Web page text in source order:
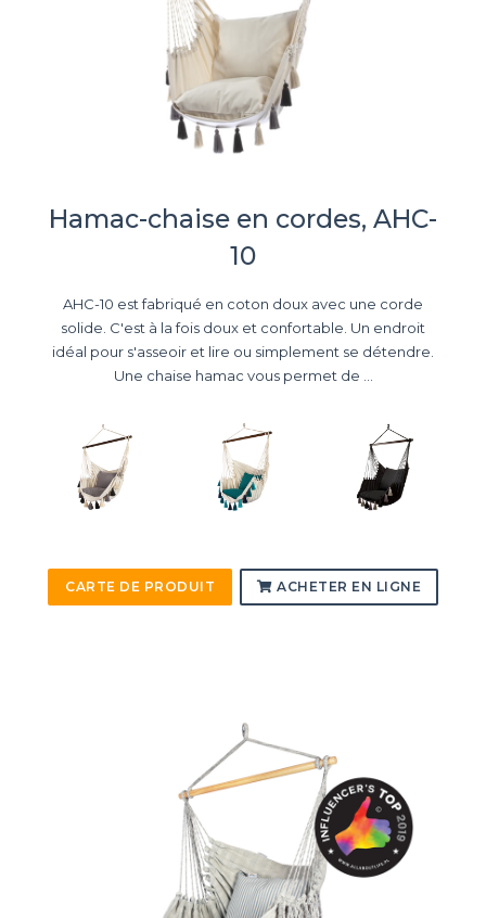
Hamac-chaise en cordes, AHC-
10
AHC-10 est fabriqué en coton doux avec une corde
solide. C'est à la fois doux et confortable. Un endroit
idéal pour s'asseoir et lire ou simplement se détendre.
Une chaise hamac vous permet de ...
CARTE DE PRODUIT ACHETER EN LIGNE